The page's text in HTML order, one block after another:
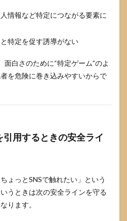
情報など特定につながる要素に
特定を促す誘導がない
白さのために“特定ゲーム”のよ
を危険に巻き込みやすいからで
用するときの安全ライ
ょっとSNSで触れたい」という
うときは次の安全ラインを守る
ります。